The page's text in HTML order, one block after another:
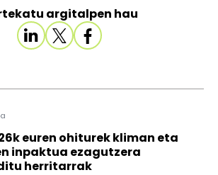
argitalpen hau
euren ohiturek kliman eta
inpaktua ezagutzera
herritarrak